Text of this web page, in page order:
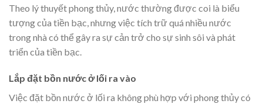
Theo lý thuyết phong thủy, nước thường được coi là biểu
tượng của tiền bạc, nhưng việc tích trữ quá nhiều nước
trong nhà có thể gây ra sự cản trở cho sự sinh sôi và phát
triển của tiền bạc.
Lắp đặt bồn nước ở lối ra vào
Việc đặt bồn nước ở lối ra không phù hợp với phong thủy có